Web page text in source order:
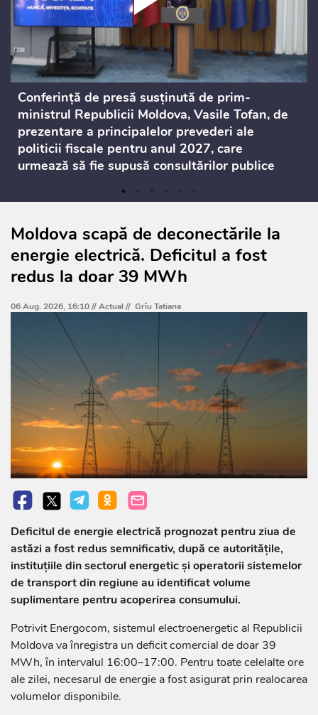
Conferință de presă susținută de prim-
ministrul Republicii Moldova, Vasile Tofan, de
prezentare a principalelor prevederi ale
politicii fiscale pentru anul 2027, care
urmează să fie supusă consultărilor publice
Moldova scapă de deconectările la
energie electrică. Deficitul a fost
redus la doar 39 MWh
06 Aug. 2026, 16:10 //Actual// Grîu Tatiana
Deficitul de energie electrică prognozat pentru ziua de
astăzi a fost redus semnificativ, după ce autoritățile,
instituțiile din sectorul energetic și operatorii sistemelor
de transport din regiune au identificat volume
suplimentare pentru acoperirea consumului.
Potrivit Energocom, sistemul electroenergetic al Republicii
Moldova va înregistra un deficit comercial de doar 39
MWh, în intervalul 16:00–17:00. Pentru toate celelalte ore
ale zilei, necesarul de energie a fost asigurat prin realocarea
volumelor disponibile.